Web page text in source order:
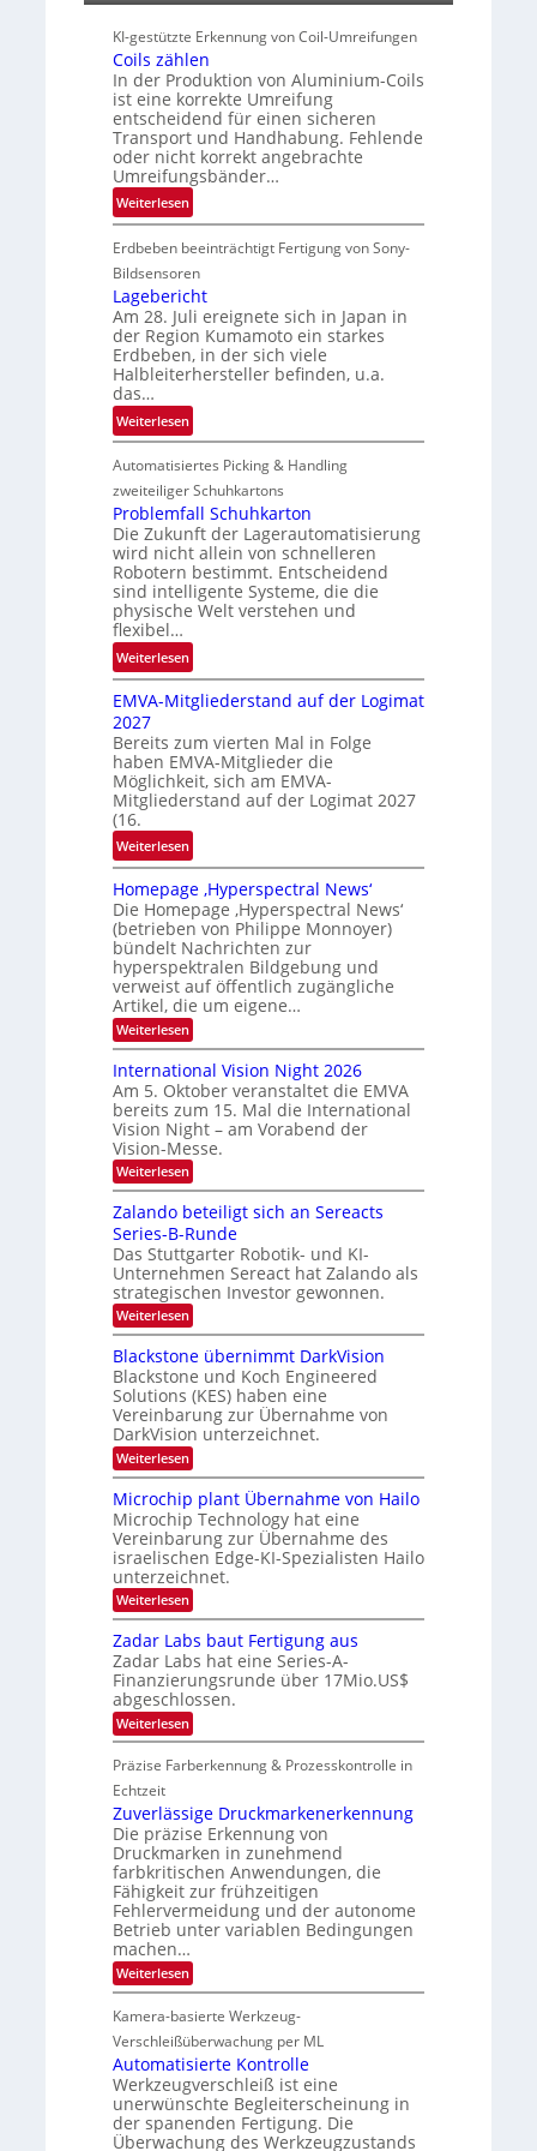
e
i
t
e
r
i
n
KI-gestützte Erkennung von Coil-Umreifungen
Coils zählen
In der Produktion von Aluminium-Coils
ist eine korrekte Umreifung
entscheidend für einen sicheren
Transport und Handhabung. Fehlende
oder nicht korrekt angebrachte
Umreifungsbänder…
Weiterlesen:
C
o
i
l
s
z
ä
h
l
e
Erdbeben beeinträchtigt Fertigung von Sony-
Bildsensoren
Lagebericht
Am 28. Juli ereignete sich in Japan in
der Region Kumamoto ein starkes
Erdbeben, in der sich viele
Halbleiterhersteller befinden, u.a.
das…
Weiterlesen:
L
a
g
e
b
e
r
i
h
t
Automatisiertes Picking & Handling
zweiteiliger Schuhkartons
Problemfall Schuhkarton
Die Zukunft der Lagerautomatisierung
wird nicht allein von schnelleren
Robotern bestimmt. Entscheidend
sind intelligente Systeme, die die
physische Welt verstehen und
flexibel…
Weiterlesen:
P
r
b
l
e
f
a
l
l
S
c
h
u
h
k
a
r
t
o
n
EMVA-Mitgliederstand auf der Logimat
2027
Bereits zum vierten Mal in Folge
haben EMVA-Mitglieder die
Möglichkeit, sich am EMVA-
Mitgliederstand auf der Logimat 2027
(16.
Weiterlesen:
E
M
V
A
-
M
i
t
g
l
i
e
d
e
r
s
t
a
n
d
a
f
d
e
r
L
o
g
i
m
a
t
2
0
2
7
Homepage ‚Hyperspectral News‘
Die Homepage ‚Hyperspectral News‘
(betrieben von Philippe Monnoyer)
bündelt Nachrichten zur
hyperspektralen Bildgebung und
verweist auf öffentlich zugängliche
Artikel, die um eigene…
Weiterlesen:
H
m
e
p
a
g
e
‚
H
y
p
e
r
s
p
e
c
r
a
N
e
w
s
‘
International Vision Night 2026
Am 5. Oktober veranstaltet die EMVA
bereits zum 15. Mal die International
Vision Night – am Vorabend der
Vision-Messe.
Weiterlesen:
I
t
e
r
n
a
t
i
o
n
a
l
V
i
s
i
o
N
i
g
h
t
2
0
2
6
Zalando beteiligt sich an Sereacts
Series-B-Runde
Das Stuttgarter Robotik- und KI-
Unternehmen Sereact hat Zalando als
strategischen Investor gewonnen.
Weiterlesen:
Z
l
a
n
d
o
b
e
t
e
i
l
i
g
t
s
i
c
h
a
n
S
e
r
a
s
S
e
r
i
e
s
-
B
-
R
n
d
Blackstone übernimmt DarkVision
Blackstone und Koch Engineered
Solutions (KES) haben eine
Vereinbarung zur Übernahme von
DarkVision unterzeichnet.
Weiterlesen:
B
a
c
k
s
t
o
n
e
ü
b
e
r
n
i
m
m
t
a
k
V
i
s
i
o
Microchip plant Übernahme von Hailo
Microchip Technology hat eine
Vereinbarung zur Übernahme des
israelischen Edge-KI-Spezialisten Hailo
unterzeichnet.
Weiterlesen:
M
c
r
o
c
h
i
p
n
t
Ü
b
e
r
n
a
h
m
e
o
n
H
a
i
l
o
Zadar Labs baut Fertigung aus
Zadar Labs hat eine Series-A-
Finanzierungsrunde über 17Mio.US$
abgeschlossen.
Weiterlesen:
Z
d
r
L
a
b
s
b
a
u
t
F
e
r
i
g
u
n
g
a
u
s
Präzise Farberkennung & Prozesskontrolle in
Echtzeit
Zuverlässige Druckmarkenerkennung
Die präzise Erkennung von
Druckmarken in zunehmend
farbkritischen Anwendungen, die
Fähigkeit zur frühzeitigen
Fehlervermeidung und der autonome
Betrieb unter variablen Bedingungen
machen…
Weiterlesen:
Z
v
e
l
ä
s
s
i
Kamera-basierte Werkzeug-
Verschleißüberwachung per ML
Automatisierte Kontrolle
Werkzeugverschleiß ist eine
unerwünschte Begleiterscheinung in
der spanenden Fertigung. Die
Überwachung des Werkzeugzustands